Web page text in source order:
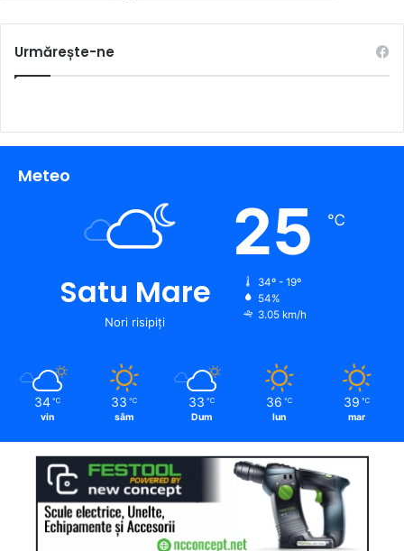
Urmărește-ne
Meteo
Satu Mare
Nori risipiți
25 ℃
34º - 19º
54%
3.05 km/h
34 ℃
vin
33 ℃
sâm
33 ℃
Dum
36 ℃
lun
39 ℃
mar